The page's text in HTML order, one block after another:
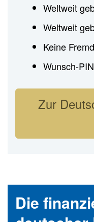
Weltweit
Weltweit
Keine
Wunsch-
Zur
Die